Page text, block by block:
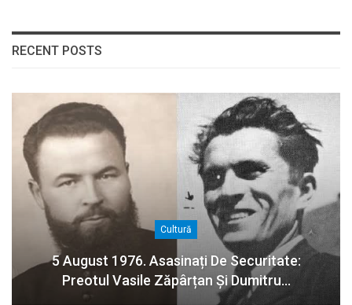
RECENT POSTS
Cultură
5 August 1976. Asasinați De Securitate:
Preotul Vasile Zăpârțan Și Dumitru…